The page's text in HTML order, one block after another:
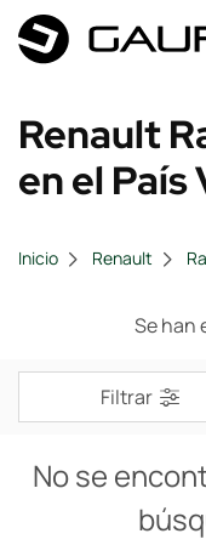
Renault
en el País
Inicio Renault
Se han
Filtrar
No se